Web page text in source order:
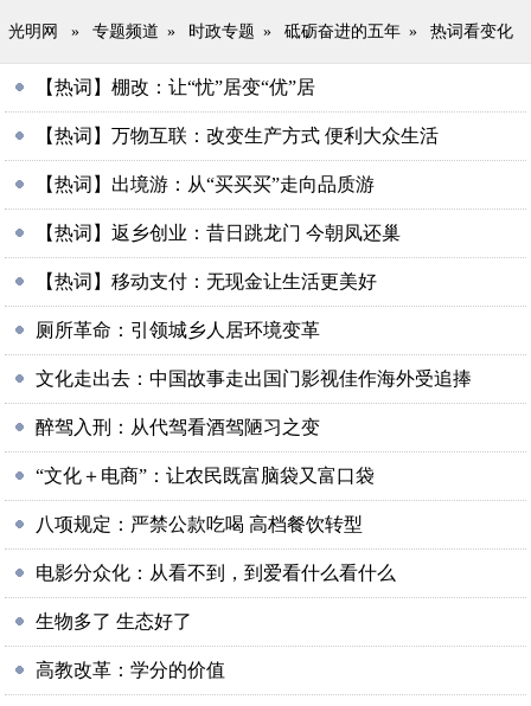
光明网 » 专题频道 » 时政专题 » 砥砺奋进的五年 » 热词看变化
【热词】棚改：让“忧”居变“优”居
【热词】万物互联：改变生产方式 便利大众生活
【热词】出境游：从“买买买”走向品质游
【热词】返乡创业：昔日跳龙门 今朝凤还巢
【热词】移动支付：无现金让生活更美好
厕所革命：引领城乡人居环境变革
文化走出去：中国故事走出国门影视佳作海外受追捧
醉驾入刑：从代驾看酒驾陋习之变
“文化＋电商”：让农民既富脑袋又富口袋
八项规定：严禁公款吃喝 高档餐饮转型
电影分众化：从看不到，到爱看什么看什么
生物多了 生态好了
高教改革：学分的价值